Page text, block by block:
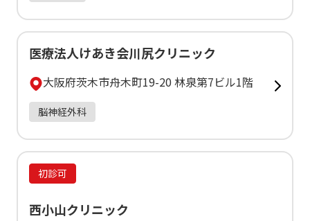
医療法人けあき会川尻クリニック
大阪府茨木市舟木町19-20 林泉第7ビル1階
脳神経外科
初診可
西小山クリニック